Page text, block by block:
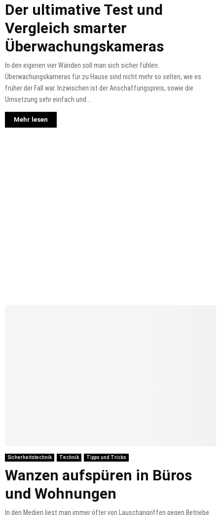
Der ultimative Test und
Vergleich smarter
Überwachungskameras
In den eigenen vier Wänden soll man sich sicher fühlen.
Überwachungskameras für zu Hause sind nicht mehr so selten, wie es
früher der Fall war. Inzwischen ist der Anschaffungspreis, sowie die
Umsetzung sehr einfach und...
Mehr lesen
Sicherheitstechnik Technik Tipps und Tricks
Wanzen aufspüren in Büros
und Wohnungen
In den Medien liest man immer öfter von Lauschangriffen gegen Betriebe.